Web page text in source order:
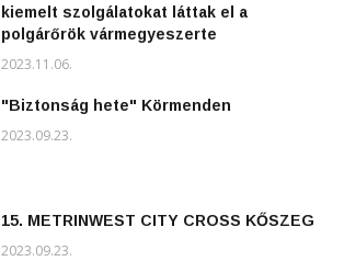
kiemelt szolgálatokat láttak el a
polgárőrök vármegyeszerte
2023.11.06.
"Biztonság hete" Körmenden
2023.09.23.
15. METRINWEST CITY CROSS KŐSZEG
2023.09.23.